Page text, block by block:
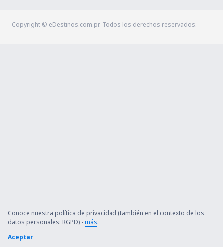
Copyright © eDestinos.com.pr. Todos los derechos reservados.
Conoce nuestra política de privacidad (también en el contexto de los
datos personales: RGPD) -más.
Aceptar